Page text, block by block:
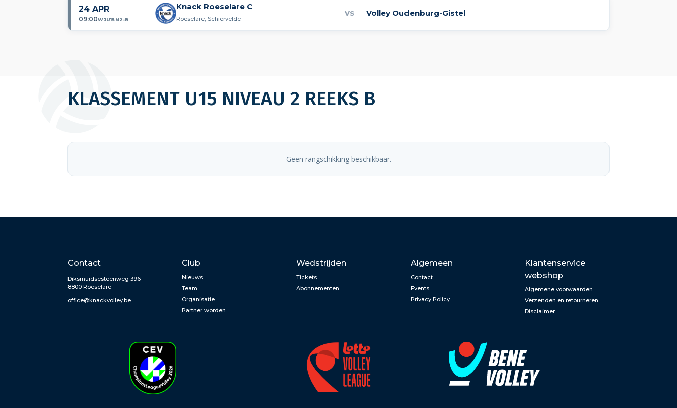
24 APR
09:00WJU15N2-B
Knack Roeselare C
Roeselare, Schiervelde
VS Volley Oudenburg-Gistel
KLASSEMENT U15 NIVEAU 2 REEKS B
Geen rangschikking beschikbaar.
Contact
Diksmuidsesteenweg 396
8800 Roeselare
office@knackvolley.be
Club
Nieuws
Team
Organisatie
Partner worden
Wedstrijden
Tickets
Abonnementen
Algemeen
Contact
Events
Privacy Policy
Klantenservice
webshop
Algemene voorwaarden
Verzenden en retourneren
Disclaimer